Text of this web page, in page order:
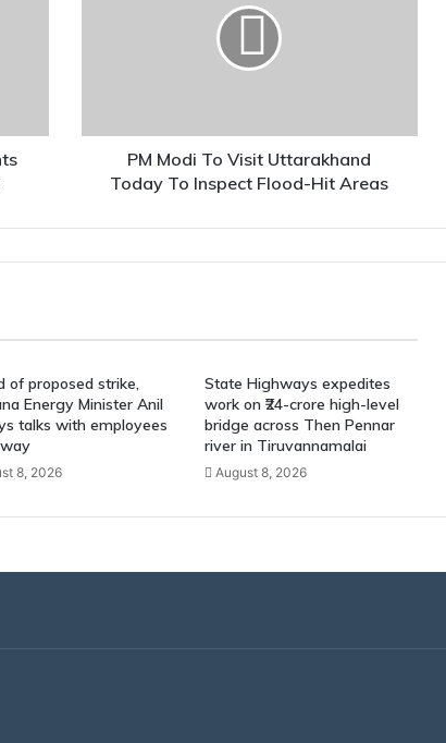
Flood-
Areas
PM Modi To Visit Uttarakhand
Today To Inspect Flood-Hit Areas
of proposed strike,
Energy Minister Anil
talks with employees
8, 2026
State Highways expedites
work on ₹24-crore high-level
bridge across Then Pennar
river in Tiruvannamalai
August 8, 2026